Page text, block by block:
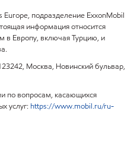
подразделение ExxonMobil
информация относится
в Европу, включая Турцию, и
Москва, Новинский бульвар,
по вопросам, касающихся
услуг: https://www.mobil.ru/ru-